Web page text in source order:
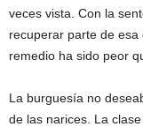
veces vista. Con la
recuperar parte de
remedio ha sido peor
La burguesía no
de las narices. La